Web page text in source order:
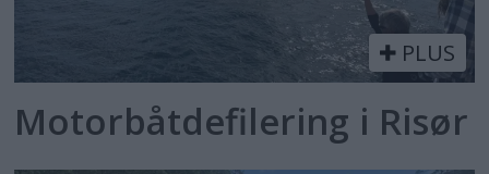
PLUS
Motorbåtdefilering i Risør